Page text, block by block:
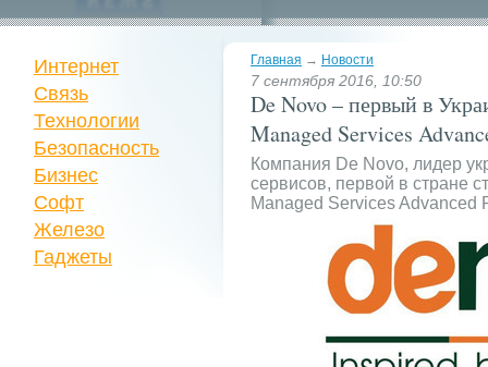
Главная → Новости
7 сентября 2016, 10:50
De Novo – первый в
Managed Services
Компания De Novo, лидер
сервисов, первой в стране
Managed Services Advanced
Интернет
Связь
Технологии
Безопасность
Бизнес
Софт
Железо
Гаджеты